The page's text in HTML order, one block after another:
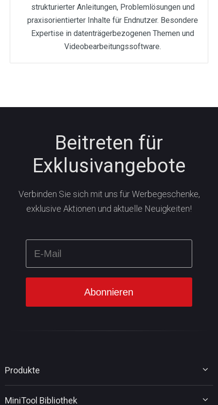
strukturierter Anleitungen, Problemlösungen und
praxisorientierter Inhalte für Endnutzer. Besondere
Expertise in datenträgerbezogenen Themen und
Videobearbeitungssoftware.
Beitreten für
Exklusivangebote
Verbinden Sie sich mit uns für Werbegeschenke,
exklusive Aktionen und aktuelle Neuigkeiten!
Produkte
MiniTool Power Data Recovery
MiniTool Bibliothek